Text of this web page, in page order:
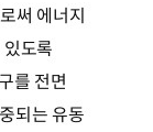
써 에너지
도록
를 전면
되는 유동